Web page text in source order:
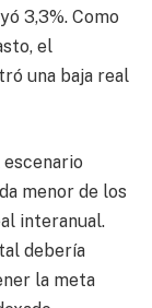
3,3%. Como
el
una baja real
menor de los
interanual.
debería
la meta